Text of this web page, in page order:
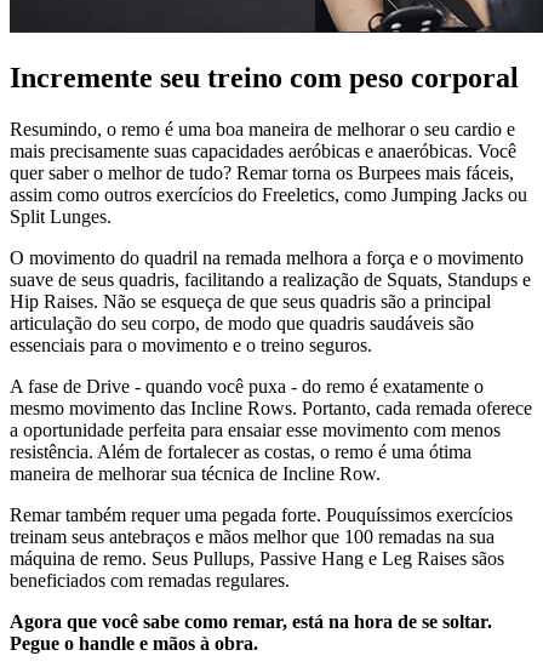
Incremente seu treino com peso corporal
Resumindo, o remo é uma boa maneira de melhorar o seu cardio e
mais precisamente suas capacidades aeróbicas e anaeróbicas. Você
quer saber o melhor de tudo? Remar torna os Burpees mais fáceis,
assim como outros exercícios do Freeletics, como Jumping Jacks ou
Split Lunges.
O movimento do quadril na remada melhora a força e o movimento
suave de seus quadris, facilitando a realização de Squats, Standups e
Hip Raises. Não se esqueça de que seus quadris são a principal
articulação do seu corpo, de modo que quadris saudáveis são
essenciais para o movimento e o treino seguros.
A fase de Drive - quando você puxa - do remo é exatamente o
mesmo movimento das Incline Rows. Portanto, cada remada oferece
a oportunidade perfeita para ensaiar esse movimento com menos
resistência. Além de fortalecer as costas, o remo é uma ótima
maneira de melhorar sua técnica de Incline Row.
Remar também requer uma pegada forte. Pouquíssimos exercícios
treinam seus antebraços e mãos melhor que 100 remadas na sua
máquina de remo. Seus Pullups, Passive Hang e Leg Raises sãos
beneficiados com remadas regulares.
Agora que você sabe como remar, está na hora de se soltar.
Pegue o handle e mãos à obra.